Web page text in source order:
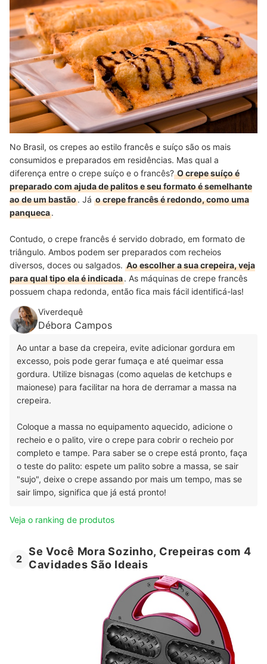
No Brasil, os crepes ao estilo francês e suíço são os mais
consumidos e preparados em residências. Mas qual a
diferença entre o crepe suíço e o francês?O crepe suíço é
preparado com ajuda de palitos e seu formato é semelhante
ao de um bastão. Já o crepe francês é redondo, como uma
panqueca.
Contudo, o crepe francês é servido dobrado, em formato de
triângulo. Ambos podem ser preparados com recheios
diversos, doces ou salgados. Ao escolher a sua crepeira, veja
para qual tipo ela é indicada. As máquinas de crepe francês
possuem chapa redonda, então fica mais fácil identificá-las!
Viverdequê
Débora Campos
Ao untar a base da crepeira, evite adicionar gordura em
excesso, pois pode gerar fumaça e até queimar essa
gordura. Utilize bisnagas (como aquelas de ketchups e
maionese) para facilitar na hora de derramar a massa na
crepeira.
Coloque a massa no equipamento aquecido, adicione o
recheio e o palito, vire o crepe para cobrir o recheio por
completo e tampe. Para saber se o crepe está pronto, faça
o teste do palito: espete um palito sobre a massa, se sair
"sujo", deixe o crepe assando por mais um tempo, mas se
sair limpo, significa que já está pronto!
Veja o ranking de produtos
2
Se Você Mora Sozinho, Crepeiras com 4
Cavidades São Ideais